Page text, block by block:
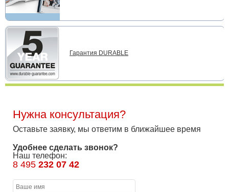
Гарантия DURABLE
Нужна консультация?
Оставьте заявку, мы ответим в ближайшее время
Удобнее сделать звонок?
Наш телефон:
8 495 232 07 42